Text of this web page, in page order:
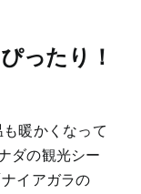
ったり！
も暖かくなって
ダの観光シー
イアガラの